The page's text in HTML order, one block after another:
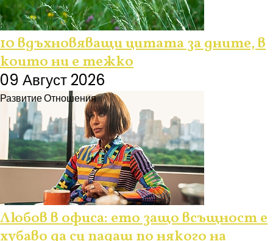
10 вдъхновяващи цитата за дните, в
които ни е тежко
09 Август 2026
РазвитиеОтношения
Любов в офиса: ето защо всъщност е
хубаво да си падаш по някого на